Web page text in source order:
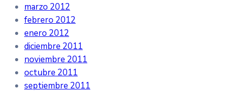
marzo 2012
febrero 2012
enero 2012
diciembre 2011
noviembre 2011
octubre 2011
septiembre 2011